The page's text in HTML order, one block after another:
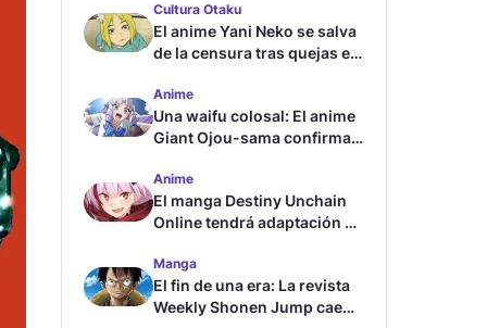
Cultura Otaku
El anime Yani Neko se salva
de la censura tras quejas en
Anime
Una waifu colosal: El anime
Giant Ojou-sama confirma
Anime
El manga Destiny Unchain
Online tendrá adaptación al
Manga
El fin de una era: La revista
Weekly Shonen Jump cae